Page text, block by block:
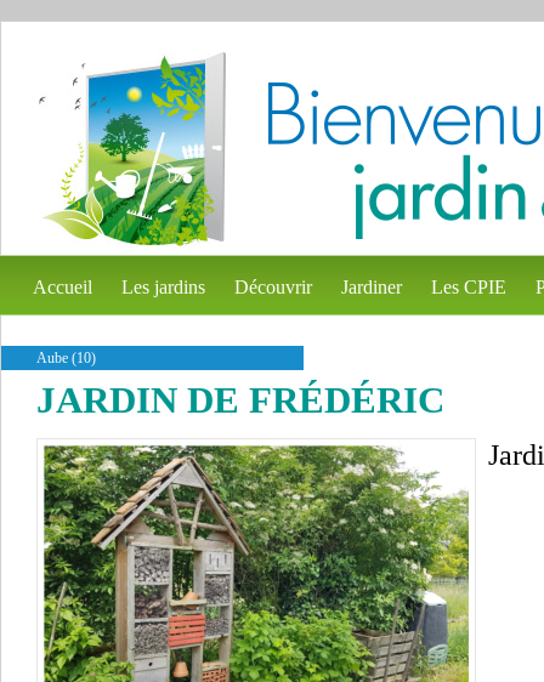
Accueil Les jardins Découvrir Jardiner Les CPIE
Aube (10)
JARDIN DE FRÉDÉRIC